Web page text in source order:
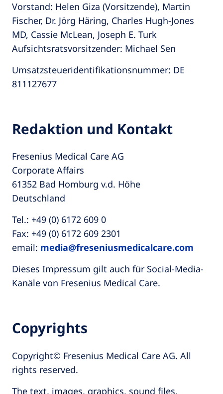
Vorstand: Helen Giza (Vorsitzende), Martin
Fischer, Dr. Jörg Häring, Charles Hugh-Jones
MD, Cassie McLean, Joseph E. Turk
Aufsichtsratsvorsitzender: Michael Sen
Umsatzsteueridentifikationsnummer: DE
811127677
Redaktion und Kontakt
Fresenius Medical Care AG
Corporate Affairs
61352 Bad Homburg v.d. Höhe
Deutschland
Tel.: +49 (0) 6172 609 0
Fax: +49 (0) 6172 609 2301
email: media@freseniusmedicalcare.com
Dieses Impressum gilt auch für Social-Media-
Kanäle von Fresenius Medical Care.
Copyrights
Copyright© Fresenius Medical Care AG. All
rights reserved.
The text, images, graphics, sound files,